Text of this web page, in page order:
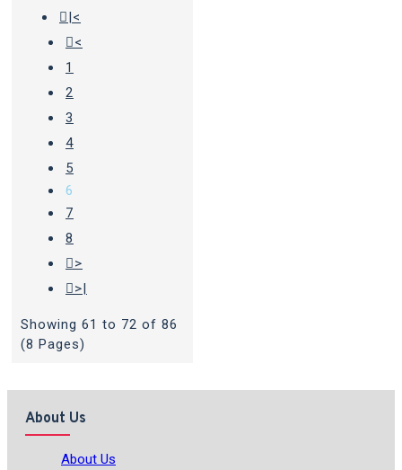
|<
<
1
2
3
4
5
6
7
8
>
>|
Showing 61 to 72 of 86
(8 Pages)
About Us
About Us